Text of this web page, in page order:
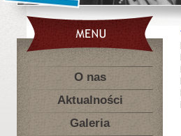
O nas
Aktualności
Galeria